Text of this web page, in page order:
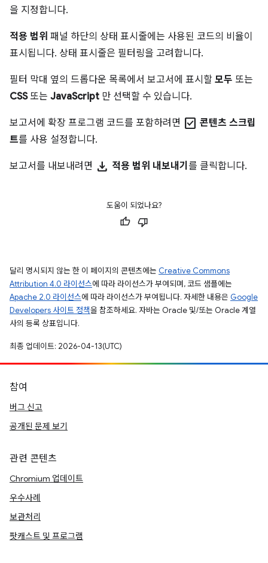
을 지정합니다.
적용 범위 패널 하단의 상태 표시줄에는 사용된 코드의 비율이
표시됩니다. 상태 표시줄은 필터링을 고려합니다.
필터 막대 옆의 드롭다운 목록에서 보고서에 표시할 모두 또는
CSS또는 JavaScript 만 선택할 수 있습니다.
보고서에 확장 프로그램 코드를 포함하려면 check_box 콘텐츠 스크립
트를 사용 설정합니다.
보고서를 내보내려면 download 적용 범위 내보내기 를 클릭합니다.
도움이 되었나요?
달리 명시되지 않는 한 이 페이지의 콘텐츠에는 Creative Commons
Attribution 4.0 라이선스에 따라 라이선스가 부여되며, 코드 샘플에는
Apache 2.0 라이선스에 따라 라이선스가 부여됩니다. 자세한 내용은 Google
Developers 사이트 정책을 참조하세요. 자바는 Oracle 및/또는 Oracle 계열
사의 등록 상표입니다.
최종 업데이트: 2026-04-13(UTC)
참여
버그 신고
공개된 문제 보기
관련 콘텐츠
Chromium 업데이트
우수사례
보관처리
팟캐스트 및 프로그램